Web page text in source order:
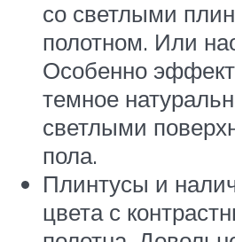
со светлыми
полотном. Или
Особенно
темное
светлыми
пола.
Плинтусы и
цвета с